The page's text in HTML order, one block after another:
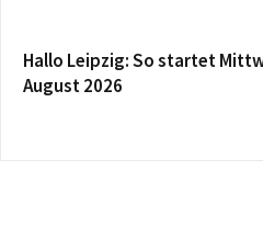
Hallo Leipzig: So startet
August 2026